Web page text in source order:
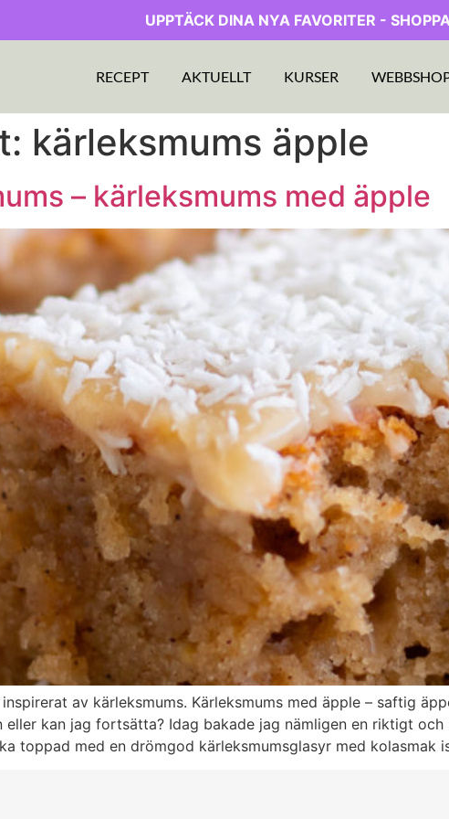
UPPTÄCK DINA NYA FAVORITER -
RECEPT AKTUELLT KURSER
kärleksmums äpple
– kärleksmums med äpple
av kärleksmums. Kärleksmums med äpple – saftig
eller kan jag fortsätta? Idag bakade jag nämligen en riktigt
toppad med en drömgod kärleksmumsglasyr med kolasmak